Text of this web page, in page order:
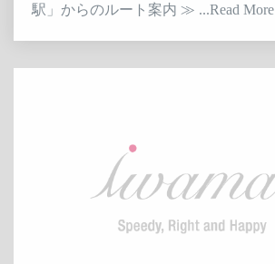
駅」からのルート案内 ≫ ...Read More